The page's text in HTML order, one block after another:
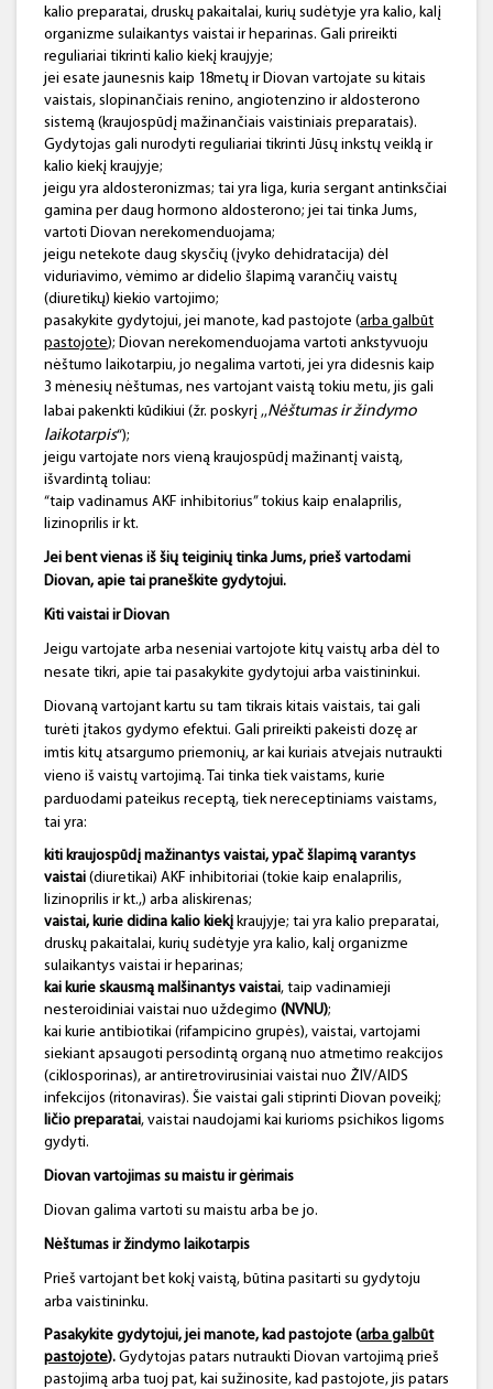
kalio preparatai, druskų pakaitalai, kurių sudėtyje yra kalio, kalį
organizme sulaikantys vaistai ir heparinas. Gali prireikti
reguliariai tikrinti kalio kiekį kraujyje;
jei esate jaunesnis kaip 18metų ir Diovan vartojate su kitais
vaistais, slopinančiais renino, angiotenzino ir aldosterono
sistemą (kraujospūdį mažinančiais vaistiniais preparatais).
Gydytojas gali nurodyti reguliariai tikrinti Jūsų inkstų veiklą ir
kalio kiekį kraujyje;
jeigu yra aldosteronizmas; tai yra liga, kuria sergant antinksčiai
gamina per daug hormono aldosterono; jei tai tinka Jums,
vartoti Diovan nerekomenduojama;
jeigu netekote daug skysčių (įvyko dehidratacija) dėl
viduriavimo, vėmimo ar didelio šlapimą varančių vaistų
(diuretikų) kiekio vartojimo;
pasakykite gydytojui, jei manote, kad pastojote (arba galbūt
pastojote); Diovan nerekomenduojama vartoti ankstyvuoju
nėštumo laikotarpiu, jo negalima vartoti, jei yra didesnis kaip
3 mėnesių nėštumas, nes vartojant vaistą tokiu metu, jis gali
labai pakenkti kūdikiui (žr. poskyrį ,,Nėštumas ir žindymo
laikotarpis“);
jeigu vartojate nors vieną kraujospūdį mažinantį vaistą,
išvardintą toliau:
“taip vadinamus AKF inhibitorius” tokius kaip enalaprilis,
lizinoprilis ir kt.
Jei bent vienas iš šių teiginių tinka Jums, prieš vartodami
Diovan, apie tai praneškite gydytojui.
Kiti vaistai ir Diovan
Jeigu vartojate arba neseniai vartojote kitų vaistų arba dėl to
nesate tikri, apie tai pasakykite gydytojui arba vaistininkui.
Diovaną vartojant kartu su tam tikrais kitais vaistais, tai gali
turėti įtakos gydymo efektui. Gali prireikti pakeisti dozę ar
imtis kitų atsargumo priemonių, ar kai kuriais atvejais nutraukti
vieno iš vaistų vartojimą. Tai tinka tiek vaistams, kurie
parduodami pateikus receptą, tiek nereceptiniams vaistams,
tai yra:
kiti kraujospūdį mažinantys vaistai, ypač šlapimą varantys
vaistai (diuretikai) AKF inhibitoriai (tokie kaip enalaprilis,
lizinoprilis ir kt.,) arba aliskirenas;
vaistai, kurie didina kalio kiekį kraujyje; tai yra kalio preparatai,
druskų pakaitalai, kurių sudėtyje yra kalio, kalį organizme
sulaikantys vaistai ir heparinas;
kai kurie skausmą malšinantys vaistai, taip vadinamieji
nesteroidiniai vaistai nuo uždegimo (NVNU);
kai kurie antibiotikai (rifampicino grupės), vaistai, vartojami
siekiant apsaugoti persodintą organą nuo atmetimo reakcijos
(ciklosporinas), ar antiretrovirusiniai vaistai nuo ŽIV/AIDS
infekcijos (ritonaviras). Šie vaistai gali stiprinti Diovan poveikį;
ličio preparatai, vaistai naudojami kai kurioms psichikos ligoms
gydyti.
Diovan vartojimas su maistu ir gėrimais
Diovan galima vartoti su maistu arba be jo.
Nėštumas ir žindymo laikotarpis
Prieš vartojant bet kokį vaistą, būtina pasitarti su gydytoju
arba vaistininku.
Pasakykite gydytojui, jei manote, kad pastojote (arba galbūt
pastojote). Gydytojas patars nutraukti Diovan vartojimą prieš
pastojimą arba tuoj pat, kai sužinosite, kad pastojote, jis patars